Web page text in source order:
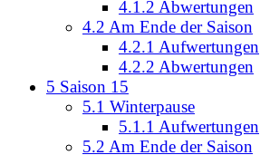
4.1.2 Abwertungen
4.2 Am Ende der Saison
4.2.1 Aufwertungen
4.2.2 Abwertungen
5 Saison 15
5.1 Winterpause
5.1.1 Aufwertungen
5.2 Am Ende der Saison